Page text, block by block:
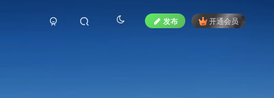
发布 开通会员